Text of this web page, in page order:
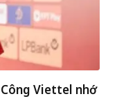
Viettel nhớ